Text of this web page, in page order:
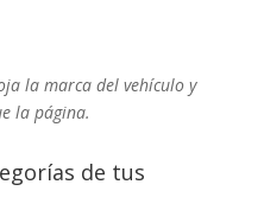
la marca del vehículo y
la página.
de tus